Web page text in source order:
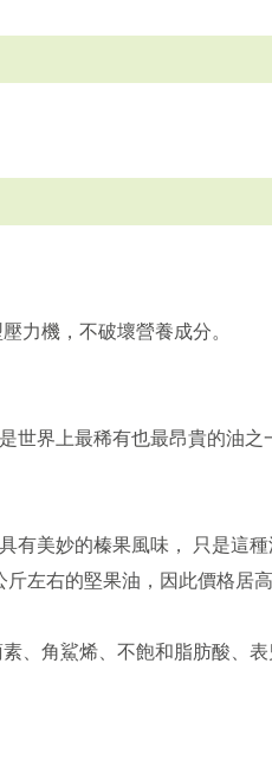
力機，不破壞營養成分。
世界上最稀有也最昂貴的油之
有美妙的榛果風味， 只是這
左右的堅果油，因此價格居高
、角鯊烯、不飽和脂肪酸、